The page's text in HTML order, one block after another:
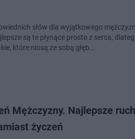
słów dla wyjątkowego
są te płynące prosto z serca,
które niosą ze sobą głęb…
Mężczyzny. Najlepsze
życzeń